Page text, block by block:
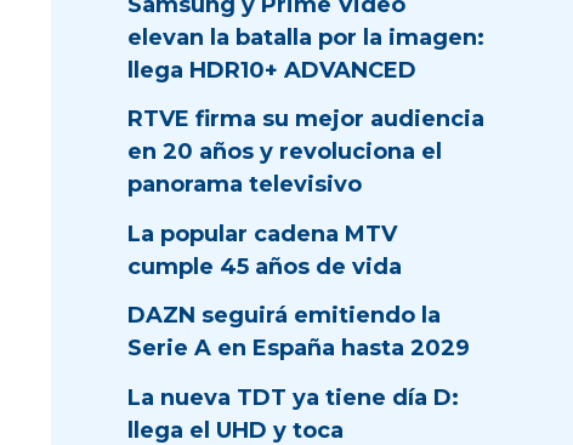
elevan la batalla por la imagen:
llega HDR10+ ADVANCED
RTVE firma su mejor audiencia
en 20 años y revoluciona el
panorama televisivo
La popular cadena MTV
cumple 45 años de vida
DAZN seguirá emitiendo la
Serie A en España hasta 2029
La nueva TDT ya tiene día D:
llega el UHD y toca